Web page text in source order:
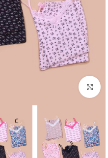
برای بزرگنمایی کلیک کنید